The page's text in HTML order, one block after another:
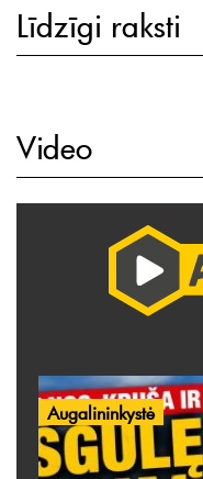
Līdzīgi raksti
Video
Augalininkystė